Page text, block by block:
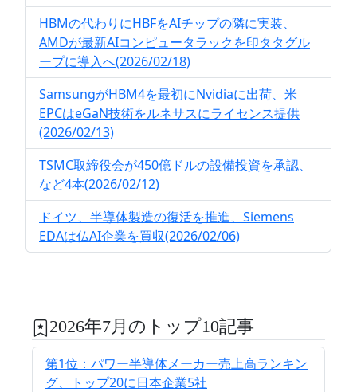
HBMの代わりにHBFをAIチップの隣に実装、
AMDが最新AIコンピュータラックを印タタグル
ープに導入へ(2026/02/18)
SamsungがHBM4を最初にNvidiaに出荷、米
EPCはeGaN技術をルネサスにライセンス提供
(2026/02/13)
TSMC取締役会が450億ドルの設備投資を承認、
など4本(2026/02/12)
ドイツ、半導体製造の復活を推進、Siemens
EDAは仏AI企業を買収(2026/02/06)
2026年7月のトップ10記事
第1位：パワー半導体メーカー売上高ランキン
グ、トップ20に日本企業5社